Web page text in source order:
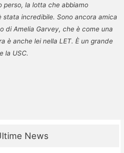
perso, la lotta che abbiamo
incredibile. Sono ancora amica
di Amelia Garvey, che è come una
è anche lei nella LET. È un grande
la USC.
News